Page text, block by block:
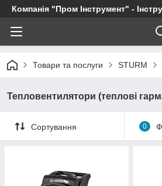
Компанія "Пром Інструмент" -
Товари та послуги STURM
Тепловентилятори (теплові
Сортування 0